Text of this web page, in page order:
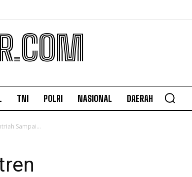
TNI POLRI NASIONAL DAERAH
Sampai...